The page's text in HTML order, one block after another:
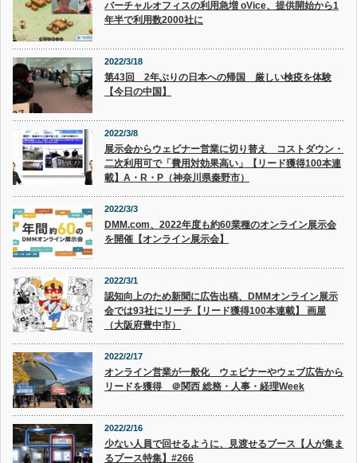
バーチャルオフィスの利用急増 oVice、提供開始から1
年半で利用数2000社に
2022/3/18
第43回 2年ぶりの日本への帰国 厳しい検疫を体験
【今日の中国】
2022/3/8
展示会からウェビナー営業に切り替え コストダウン・
二次利用可で「費用対効果高い」【リード獲得100本連
載】A・R・P（神奈川県秦野市）
2022/3/3
DMM.com、2022年度も約60業種のオンライン展示会
を開催【オンライン展示会】
2022/3/1
認知向上のため新聞に広告出稿、DMMオンライン展示
会では93社にリーチ【リード獲得100本連載】 画屋
（大阪府豊中市）
2022/2/17
オンライン営業が一般化 ウェビナーやウェブ広告から
リードを獲得 ＠関西 総務・人事・経理Week
2022/2/16
少ない人員で回せるように、見渡せるブース【人が集ま
るブース特集】#266